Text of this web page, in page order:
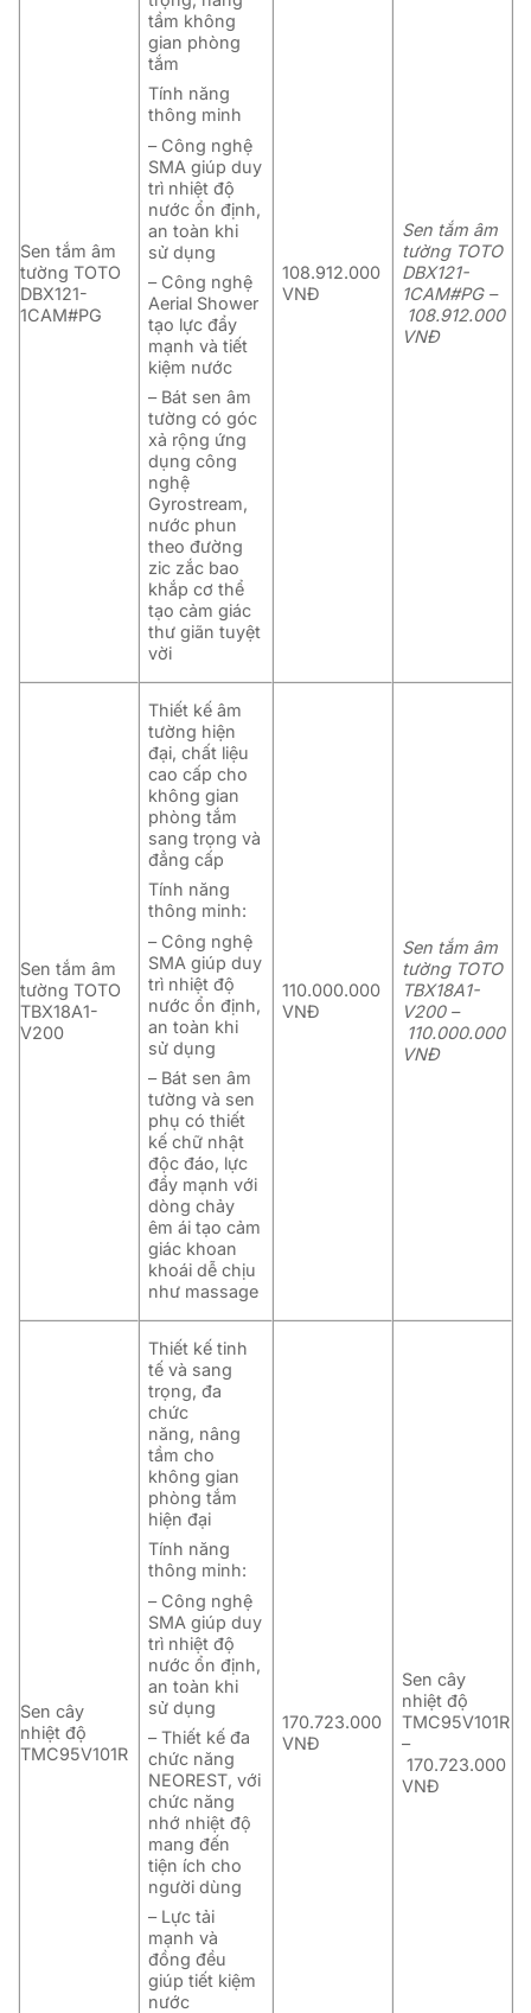
Sen tắm âm
tường TOTO
DBX121-
1CAM#PG
tầm không
gian phòng
tắm
Tính năng
thông minh
– Công nghệ
SMA giúp duy
trì nhiệt độ
nước ổn định,
an toàn khi
sử dụng
– Công nghệ
Aerial Shower
tạo lực đẩy
mạnh và tiết
kiệm nước
– Bát sen âm
tường có góc
xả rộng ứng
dụng công
nghệ
Gyrostream,
nước phun
theo đường
zic zắc bao
khắp cơ thể
tạo cảm giác
thư giãn tuyệt
vời
108.912.000
VNĐ
Sen tắm âm
tường TOTO
DBX121-
1CAM#PG –
108.912.000
VNĐ
Sen tắm âm
tường TOTO
TBX18A1-
V200
Thiết kế âm
tường hiện
đại, chất liệu
cao cấpcho
không gian
phòng tắm
sang trọng và
đẳng cấp
Tính năng
thông minh:
– Công nghệ
SMA giúp duy
trì nhiệt độ
nước ổn định,
an toàn khi
sử dụng
– Bát sen âm
tường và sen
phụ có thiết
kế chữ nhật
độc đáo, lực
đẩy mạnh với
dòng chảy
êm ái tạo cảm
giác khoan
khoái dễ chịu
như massage
110.000.000
VNĐ
Sen tắm âm
tường TOTO
TBX18A1-
V200 –
110.000.000
VNĐ
Sen cây
nhiệt độ
TMC95V101R
Thiết kế tinh
tế và sang
trọng, đa
chức
năng, nâng
tầm cho
không gian
phòng tắm
hiện đại
Tính năng
thông minh:
– Công nghệ
SMA giúp duy
trì nhiệt độ
nước ổn định,
an toàn khi
sử dụng
– Thiết kế đa
chức năng
NEOREST, với
chức năng
nhớ nhiệt độ
mang đến
tiện ích cho
người dùng
– Lực tải
mạnh và
đồng đều
giúp tiết kiệm
nước
170.723.000
VNĐ
Sen cây
nhiệt độ
TMC95V101R
–
170.723.000
VNĐ